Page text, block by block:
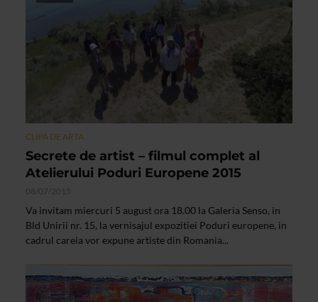
CLIPA DE ARTA
Secrete de artist – filmul complet al
Atelierului Poduri Europene 2015
08/07/2015
Va invitam miercuri 5 august ora 18.00 la Galeria Senso, in
Bld Unirii nr. 15, la vernisajul expozitiei Poduri europene, in
cadrul careia vor expune artiste din Romania...